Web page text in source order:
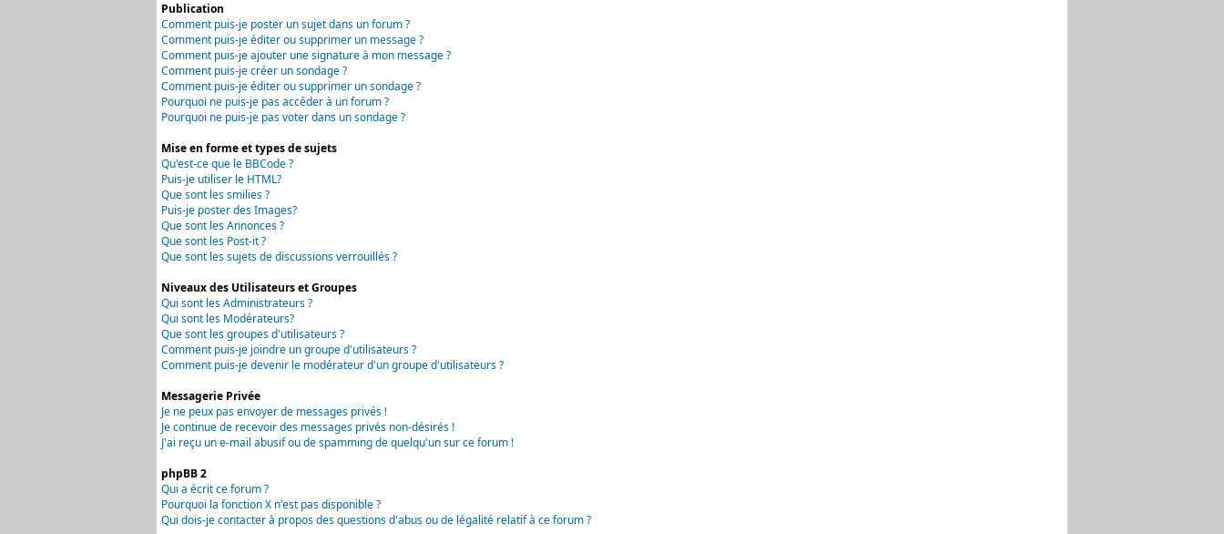
Publication
Comment puis-je poster un sujet dans un forum ?
Comment puis-je éditer ou supprimer un message ?
Comment puis-je ajouter une signature à mon message ?
Comment puis-je créer un sondage ?
Comment puis-je éditer ou supprimer un sondage ?
Pourquoi ne puis-je pas accéder à un forum ?
Pourquoi ne puis-je pas voter dans un sondage ?
Mise en forme et types de sujets
Qu'est-ce que le BBCode ?
Puis-je utiliser le HTML?
Que sont les smilies ?
Puis-je poster des Images?
Que sont les Annonces ?
Que sont les Post-it ?
Que sont les sujets de discussions verrouillés ?
Niveaux des Utilisateurs et Groupes
Qui sont les Administrateurs ?
Qui sont les Modérateurs?
Que sont les groupes d'utilisateurs ?
Comment puis-je joindre un groupe d'utilisateurs ?
Comment puis-je devenir le modérateur d'un groupe d'utilisateurs ?
Messagerie Privée
Je ne peux pas envoyer de messages privés !
Je continue de recevoir des messages privés non-désirés !
J'ai reçu un e-mail abusif ou de spamming de quelqu'un sur ce forum !
phpBB 2
Qui a écrit ce forum ?
Pourquoi la fonction X n'est pas disponible ?
Qui dois-je contacter à propos des questions d'abus ou de légalité relatif à ce forum ?